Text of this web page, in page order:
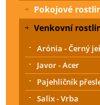
Pokojové
Venkovní
Arónia - Černý
Javor - Acer
Pajehličník
Salix - Vrba